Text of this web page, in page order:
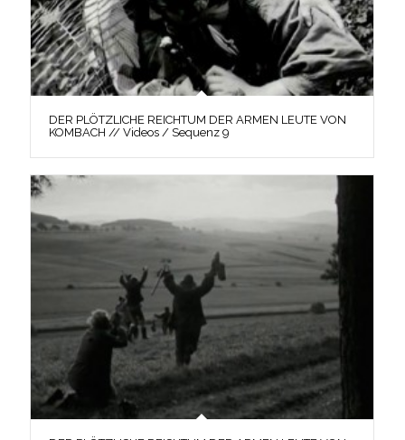
DER PLÖTZLICHE REICHTUM DER ARMEN LEUTE VON
KOMBACH // Videos / Sequenz 9